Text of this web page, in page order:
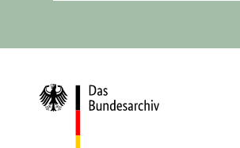
Zur
Startseite